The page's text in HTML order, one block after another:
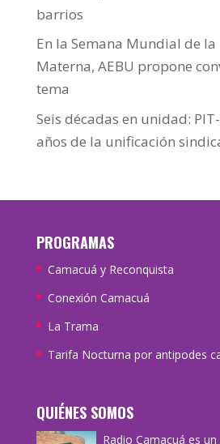
barrios
En la Semana Mundial de la
Materna, AEBU propone
tema
Seis décadas en unidad:
años de la unificación
PROGRAMAS
Camacuá y Reconquista
Conexión Camacuá
La Trama
Tarifa Nocturna por antipodes
QUIÉNES SOMOS
Radio Camacuá es